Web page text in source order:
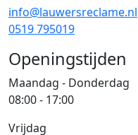
info@lauwersreclame.nl
0519 795019
Openingstijden
Maandag - Donderdag
08:00 - 17:00
Vrijdag